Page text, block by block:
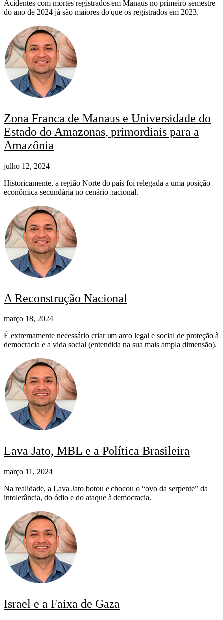
Acidentes com mortes registrados em Manaus no primeiro semestre
do ano de 2024 já são maiores do que os registrados em 2023.
Zona Franca de Manaus e Universidade do
Estado do Amazonas, primordiais para a
Amazônia
julho 12, 2024
Historicamente, a região Norte do país foi relegada a uma posição
econômica secundária no cenário nacional.
A Reconstrução Nacional
março 18, 2024
É extremamente necessário criar um arco legal e social de proteção à
democracia e a vida social (entendida na sua mais ampla dimensão).
Lava Jato, MBL e a Política Brasileira
março 11, 2024
Na realidade, a Lava Jato botou e chocou o “ovo da serpente” da
intolerância, do ódio e do ataque à democracia.
Israel e a Faixa de Gaza